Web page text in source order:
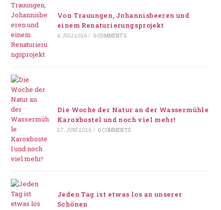
Von Trauungen, Johannisbeeren und
einem Renaturierungsprojekt
4. JULI 2026 / 0 COMMENTS
Die Woche der Natur an der Wassermühle
Karoxbostel und noch viel mehr!
27. JUNI 2026 / 0 COMMENTS
Jeden Tag ist etwas los an unserer
Schönen